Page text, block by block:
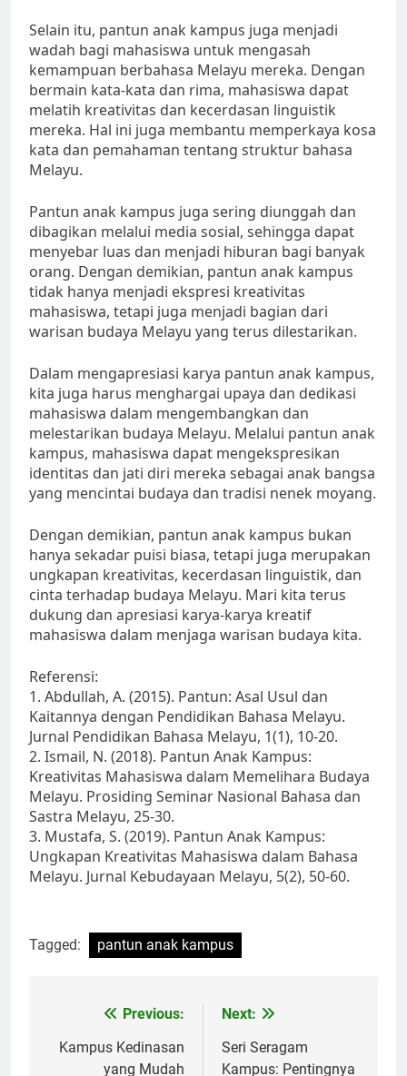
Selain itu, pantun anak kampus juga menjadi
wadah bagi mahasiswa untuk mengasah
kemampuan berbahasa Melayu mereka. Dengan
bermain kata-kata dan rima, mahasiswa dapat
melatih kreativitas dan kecerdasan linguistik
mereka. Hal ini juga membantu memperkaya kosa
kata dan pemahaman tentang struktur bahasa
Melayu.
Pantun anak kampus juga sering diunggah dan
dibagikan melalui media sosial, sehingga dapat
menyebar luas dan menjadi hiburan bagi banyak
orang. Dengan demikian, pantun anak kampus
tidak hanya menjadi ekspresi kreativitas
mahasiswa, tetapi juga menjadi bagian dari
warisan budaya Melayu yang terus dilestarikan.
Dalam mengapresiasi karya pantun anak kampus,
kita juga harus menghargai upaya dan dedikasi
mahasiswa dalam mengembangkan dan
melestarikan budaya Melayu. Melalui pantun anak
kampus, mahasiswa dapat mengekspresikan
identitas dan jati diri mereka sebagai anak bangsa
yang mencintai budaya dan tradisi nenek moyang.
Dengan demikian, pantun anak kampus bukan
hanya sekadar puisi biasa, tetapi juga merupakan
ungkapan kreativitas, kecerdasan linguistik, dan
cinta terhadap budaya Melayu. Mari kita terus
dukung dan apresiasi karya-karya kreatif
mahasiswa dalam menjaga warisan budaya kita.
Referensi:
1. Abdullah, A. (2015). Pantun: Asal Usul dan
Kaitannya dengan Pendidikan Bahasa Melayu.
Jurnal Pendidikan Bahasa Melayu, 1(1), 10-20.
2. Ismail, N. (2018). Pantun Anak Kampus:
Kreativitas Mahasiswa dalam Memelihara Budaya
Melayu. Prosiding Seminar Nasional Bahasa dan
Sastra Melayu, 25-30.
3. Mustafa, S. (2019). Pantun Anak Kampus:
Ungkapan Kreativitas Mahasiswa dalam Bahasa
Melayu. Jurnal Kebudayaan Melayu, 5(2), 50-60.
Tagged: pantun anak kampus
navigation
Previous:
Kampus Kedinasan
yang Mudah
Next:
Seri Seragam
Kampus: Pentingnya